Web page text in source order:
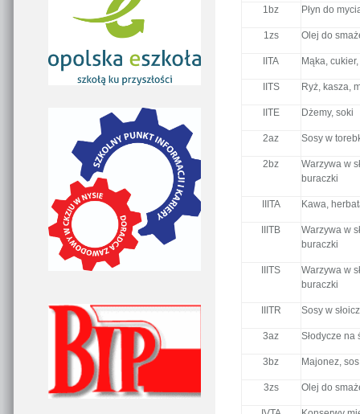
1bz Płyn do
1zs Olej do
IITA Mąka,
IITS Ryż, kasza,
IITE Dżemy, soki
2az Sosy w
2bz
Warzywa w
buraczki
IIITA Kawa,
IIITB
Warzywa w
buraczki
IIITS
Warzywa w
buraczki
IIITR Sosy w
3az Słodycze na
3bz Majonez,
3zs Olej do